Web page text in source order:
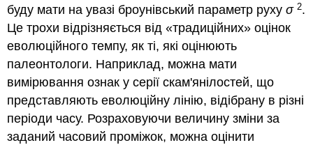
буду мати на увазі броунівський параметр рухуσ 2.
Це трохи відрізняється від «традиційних» оцінок
еволюційного темпу, як ті, які оцінюють
палеонтологи. Наприклад, можна мати
вимірювання ознак у серії скам'янілостей, що
представляють еволюційну лінію, відібрану в різні
періоди часу. Розраховуючи величину зміни за
заданий часовий проміжок, можна оцінити